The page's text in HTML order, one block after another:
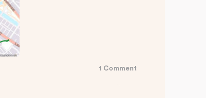
1 Comment